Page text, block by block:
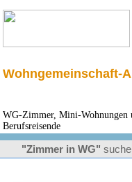
Wohngemeinschaft-
WG-Zimmer, Mini-Wohnungen
Berufsreisende
"Zimmer in WG"